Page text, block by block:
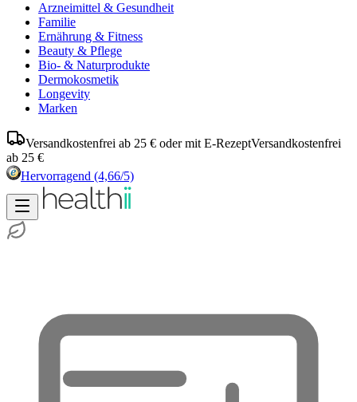
Arzneimittel & Gesundheit
Familie
Ernährung & Fitness
Beauty & Pflege
Bio- & Naturprodukte
Dermokosmetik
Longevity
Marken
Versandkostenfrei ab 25 € oder mit E-RezeptVersandkostenfrei
ab 25 €
Hervorragend (4,66/5)